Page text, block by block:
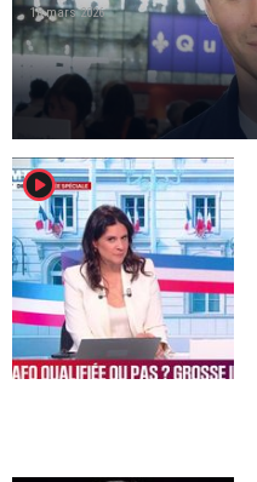
18 mars 2026
player2